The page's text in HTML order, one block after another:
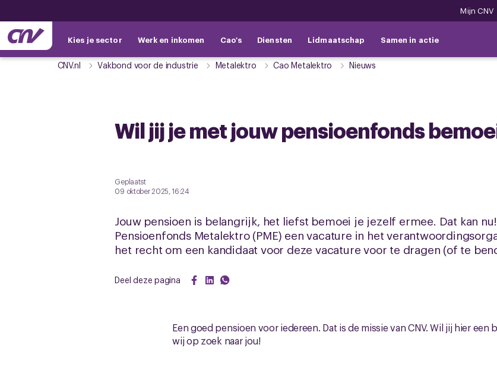
Mijn CNV
Kies je sector Werk en inkomen Cao's Diensten Lidmaatschap Samen in actie
CNV.nl Vakbond voor de industrie Metalektro Cao Metalektro Nieuws
Wil jij je met jouw pensioenfonds
Geplaatst
09 oktober 2025, 16:24
Jouw pensioen is belangrijk, het liefst bemoei je jezelf ermee. Dat kan
Pensioenfonds Metalektro (PME) een vacature in het
het recht om een kandidaat voor deze vacature voor te dragen (of te
Deel deze pagina
Een goed pensioen voor iedereen. Dat is de missie van CNV. Wil jij hier een
wij op zoek naar jou!